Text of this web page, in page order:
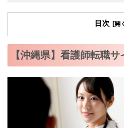
目次
【沖縄県】看護師転職